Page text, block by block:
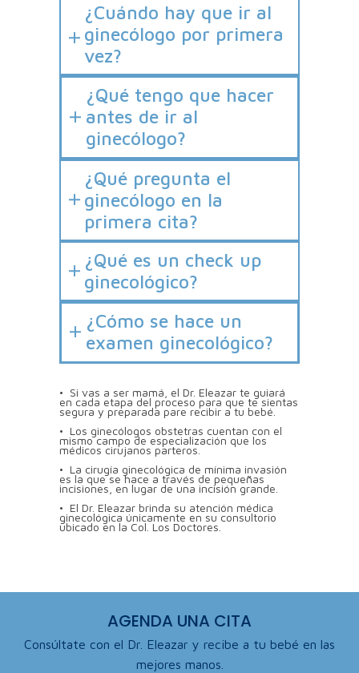
¿Cuándo hay que ir al
ginecólogo por primera
vez?
¿Qué tengo que hacer
antes de ir al
ginecólogo?
¿Qué pregunta el
ginecólogo en la
primera cita?
¿Qué es un check up
ginecológico?
¿Cómo se hace un
examen ginecológico?
• Si vas a ser mamá, el Dr. Eleazar te guiará
en cada etapa del proceso para que te sientas
segura y preparada pare recibir a tu bebé.
• Los ginecólogos obstetras cuentan con el
mismo campo de especialización que los
médicos cirujanos parteros.
• La cirugía ginecológica de mínima invasión
es la que se hace a través de pequeñas
incisiones, en lugar de una incisión grande.
• El Dr. Eleazar brinda su atención médica
ginecológica únicamente en su consultorio
ubicado en la Col. Los Doctores.
AGENDA UNA CITA
Consúltate con el Dr. Eleazar y recibe a tu bebé en las
mejores manos.